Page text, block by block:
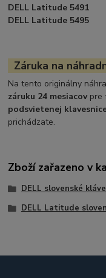
DELL Latitude 5491
DELL Latitude 5495
Záruka na
Na tento originálny
záruku 24 mesiacovpre
podsvietenej
prichádzate.
Zboží zařazeno v
DELL slovenské
DELL Latitude